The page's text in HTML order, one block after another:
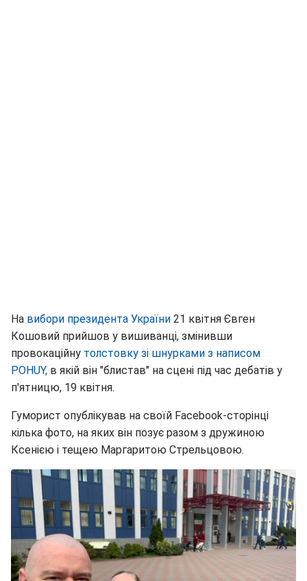
На вибори президента України 21 квітня Євген
Кошовий прийшов у вишиванці, змінивши
провокаційну толстовку зі шнурками з написом
POHUY, в якій він "блистав" на сцені під час дебатів у
п'ятницю, 19 квітня.
Гуморист опублікував на своїй Facebook-сторінці
кілька фото, на яких він позує разом з дружиною
Ксенією і тещею Маргаритою Стрельцовою.